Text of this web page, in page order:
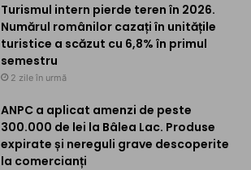
Turismul intern pierde teren în 2026.
Numărul românilor cazați în unitățile
turistice a scăzut cu 6,8% în primul
semestru
2 zile în urmă
ANPC a aplicat amenzi de peste
300.000 de lei la Bâlea Lac. Produse
expirate și nereguli grave descoperite
la comercianți